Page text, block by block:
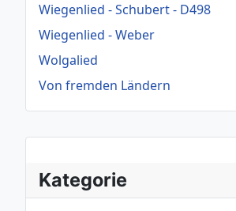
Kategorie
Wiegenlied - Schubert - D498
Wiegenlied - Weber
Wolgalied
Von fremden Ländern